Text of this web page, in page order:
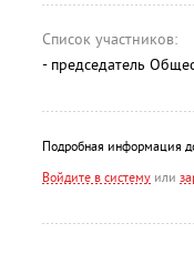
Список участников:
- председатель
Подробная информация
Войдите в систему или